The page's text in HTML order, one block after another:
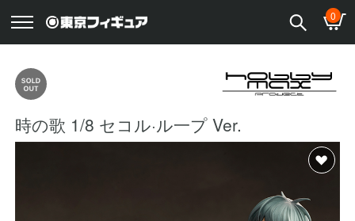
0
時の歌 1/8 セコル·ル一プ Ver.